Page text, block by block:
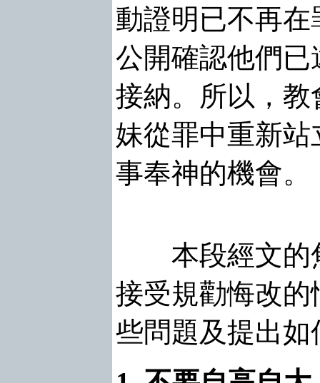
動證明已不再
公開確認他們
接納。所以，
妹從罪中重新
事奉神的機會。
本段經文的
接受規勸悔改
些問題及提出